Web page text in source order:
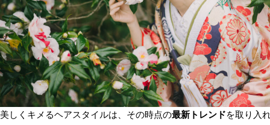
美しくキメるヘアスタイルは、その時点の最新トレンドを取り入